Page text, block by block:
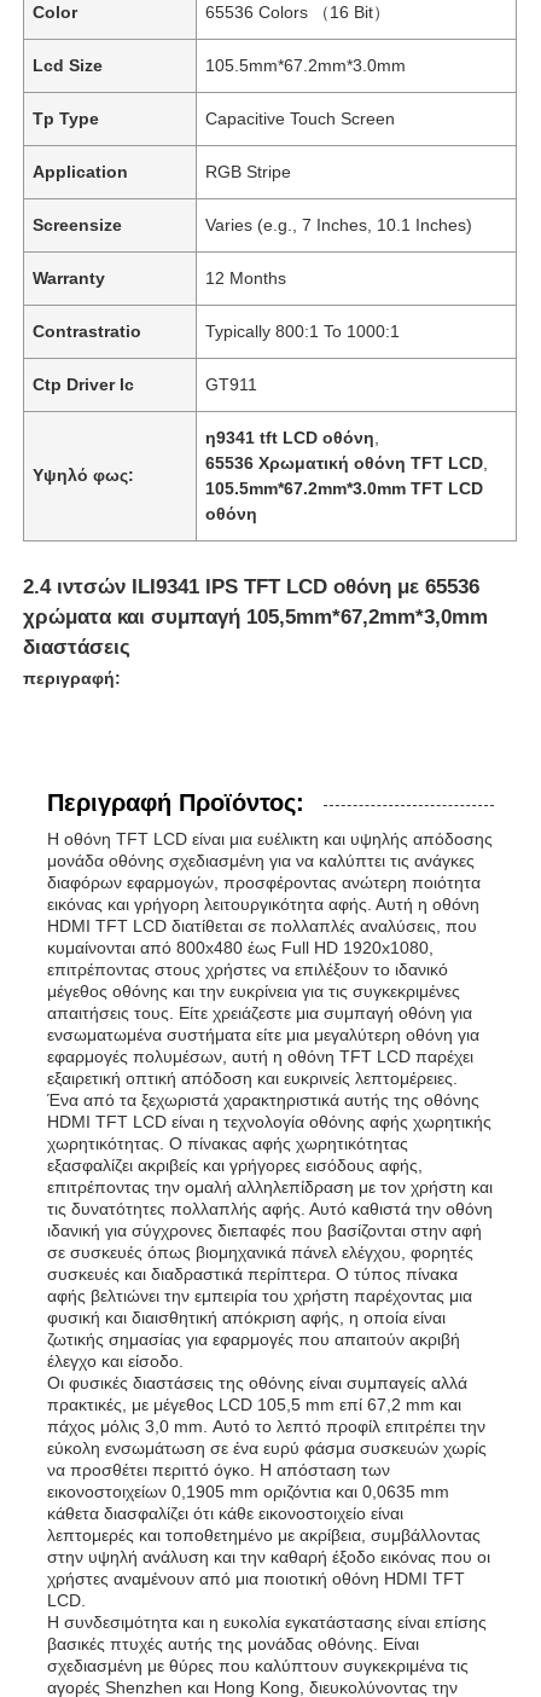
Αρχική
Color 65536 Colors （16 Bit）
Lcd Size 105.5mm*67.2mm*3.0mm
Tp Type Capacitive Touch Screen
Application RGB Stripe
Screensize Varies (e.g., 7 Inches, 10.1 Inches)
Warranty 12 Months
Contrastratio Typically 800:1 To 1000:1
Ctp Driver Ic GT911
Υψηλό φως:
η9341 tft LCD οθόνη
65536 Χρωματική οθόνη TFT LCD
105.5mm*67.2mm*3.0mm TFT LCD
οθόνη
2.4 ιντσών ILI9341 IPS TFT LCD οθόνη με 65536
χρώματα και συμπαγή 105,5mm*67,2mm*3,0mm
διαστάσεις
περιγραφή:
Περιγραφή Προϊόντος:
Η οθόνη TFT LCD είναι μια ευέλικτη και υψηλής απόδοσης
μονάδα οθόνης σχεδιασμένη για να καλύπτει τις ανάγκες
διαφόρων εφαρμογών, προσφέροντας ανώτερη ποιότητα
εικόνας και γρήγορη λειτουργικότητα αφής. Αυτή η οθόνη
HDMI TFT LCD διατίθεται σε πολλαπλές αναλύσεις, που
κυμαίνονται από 800x480 έως Full HD 1920x1080,
επιτρέποντας στους χρήστες να επιλέξουν το ιδανικό
μέγεθος οθόνης και την ευκρίνεια για τις συγκεκριμένες
απαιτήσεις τους. Είτε χρειάζεστε μια συμπαγή οθόνη για
ενσωματωμένα συστήματα είτε μια μεγαλύτερη οθόνη για
εφαρμογές πολυμέσων, αυτή η οθόνη TFT LCD παρέχει
εξαιρετική οπτική απόδοση και ευκρινείς λεπτομέρειες.
Ένα από τα ξεχωριστά χαρακτηριστικά αυτής της οθόνης
HDMI TFT LCD είναι η τεχνολογία οθόνης αφής χωρητικής
χωρητικότητας. Ο πίνακας αφής χωρητικότητας
εξασφαλίζει ακριβείς και γρήγορες εισόδους αφής,
επιτρέποντας την ομαλή αλληλεπίδραση με τον χρήστη και
τις δυνατότητες πολλαπλής αφής. Αυτό καθιστά την οθόνη
ιδανική για σύγχρονες διεπαφές που βασίζονται στην αφή
σε συσκευές όπως βιομηχανικά πάνελ ελέγχου, φορητές
συσκευές και διαδραστικά περίπτερα. Ο τύπος πίνακα
αφής βελτιώνει την εμπειρία του χρήστη παρέχοντας μια
φυσική και διαισθητική απόκριση αφής, η οποία είναι
ζωτικής σημασίας για εφαρμογές που απαιτούν ακριβή
έλεγχο και είσοδο.
Οι φυσικές διαστάσεις της οθόνης είναι συμπαγείς αλλά
πρακτικές, με μέγεθος LCD 105,5 mm επί 67,2 mm και
πάχος μόλις 3,0 mm. Αυτό το λεπτό προφίλ επιτρέπει την
εύκολη ενσωμάτωση σε ένα ευρύ φάσμα συσκευών χωρίς
να προσθέτει περιττό όγκο. Η απόσταση των
εικονοστοιχείων 0,1905 mm οριζόντια και 0,0635 mm
κάθετα διασφαλίζει ότι κάθε εικονοστοιχείο είναι
λεπτομερές και τοποθετημένο με ακρίβεια, συμβάλλοντας
στην υψηλή ανάλυση και την καθαρή έξοδο εικόνας που οι
χρήστες αναμένουν από μια ποιοτική οθόνη HDMI TFT
LCD.
Η συνδεσιμότητα και η ευκολία εγκατάστασης είναι επίσης
βασικές πτυχές αυτής της μονάδας οθόνης. Είναι
σχεδιασμένη με θύρες που καλύπτουν συγκεκριμένα τις
αγορές Shenzhen και Hong Kong, διευκολύνοντας την